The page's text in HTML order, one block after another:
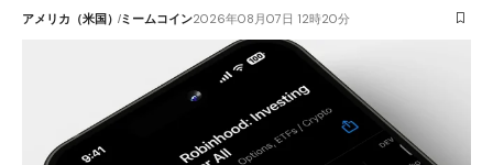
アメリカ（米国）ミームコイン2026年08月07日 12時20分